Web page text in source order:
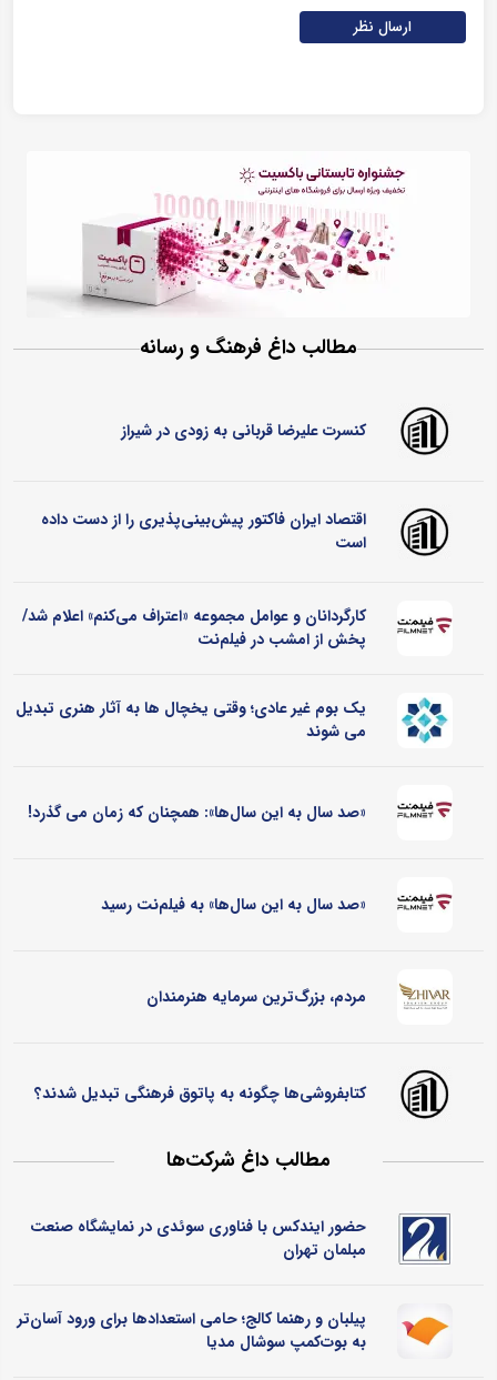
ارسال نظر
مطالب داغ فرهنگ و رسانه
کنسرت علیرضا قربانی به زودی در شیراز
اقتصاد ایران فاکتور پیش‌بینی‌پذیری را از دست داده
است
کارگردانان و عوامل مجموعه «اعتراف می‌کنم» اعلام شد/
پخش از امشب در فیلم‌نت
یک بوم غیر عادی؛ وقتی یخچال ‌ها به آثار هنری تبدیل
می ‌شوند
«صد سال به این سال‌ها»: همچنان که زمان می گذرد!
«صد سال به این سال‌ها» به فیلم‌نت رسید
مردم، بزرگ‌ترین سرمایه هنرمندان
کتابفروشی‌ها چگونه به پاتوق فرهنگی تبدیل شدند؟
مطالب داغ شرکت‌ها
حضور ایندکس با فناوری سوئدی در نمایشگاه صنعت
مبلمان تهران
پیلبان و رهنما کالج؛ حامی استعدادها برای ورود آسان‌تر
به بوت‌کمپ سوشال مدیا